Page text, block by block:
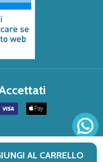
CONI AURICOLARI
AL CARRELLO